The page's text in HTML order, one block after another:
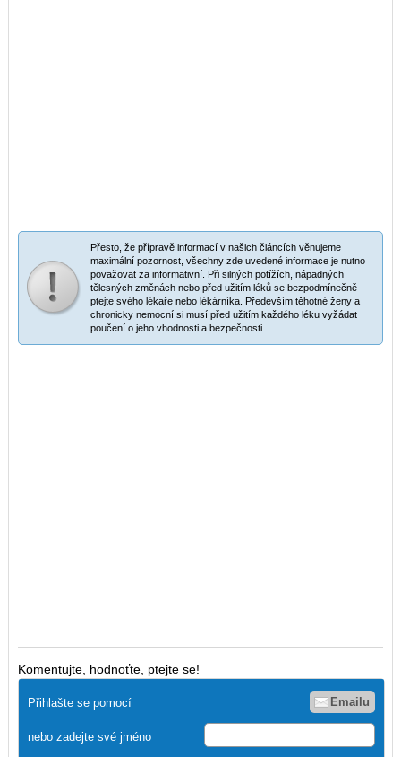
Přesto, že přípravě informací v našich článcích věnujeme
maximální pozornost, všechny zde uvedené informace je nutno
považovat za informativní. Při silných potížích, nápadných
tělesných změnách nebo před užitím léků se bezpodmínečně
ptejte svého lékaře nebo lékárníka. Především těhotné ženy a
chronicky nemocní si musí před užitím každého léku vyžádat
poučení o jeho vhodnosti a bezpečnosti.
Komentujte, hodnoťte, ptejte se!
Přihlašte se pomocí Emailu
nebo zadejte své jméno